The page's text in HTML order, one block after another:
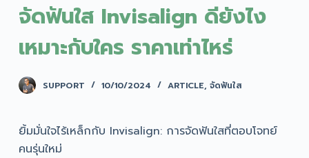
o
c
o
n
n
จัดฟันใส Invisalign ดียังไง
เหมาะกับใคร ราคาเท่าไหร่
SUPPORT 10/10/2024 ARTICLE, จัดฟันใส
ยิ้มมั่นใจไร้เหล็กกับ Invisalign: การจัดฟันใสที่ตอบโจทย์
คนรุ่นใหม่